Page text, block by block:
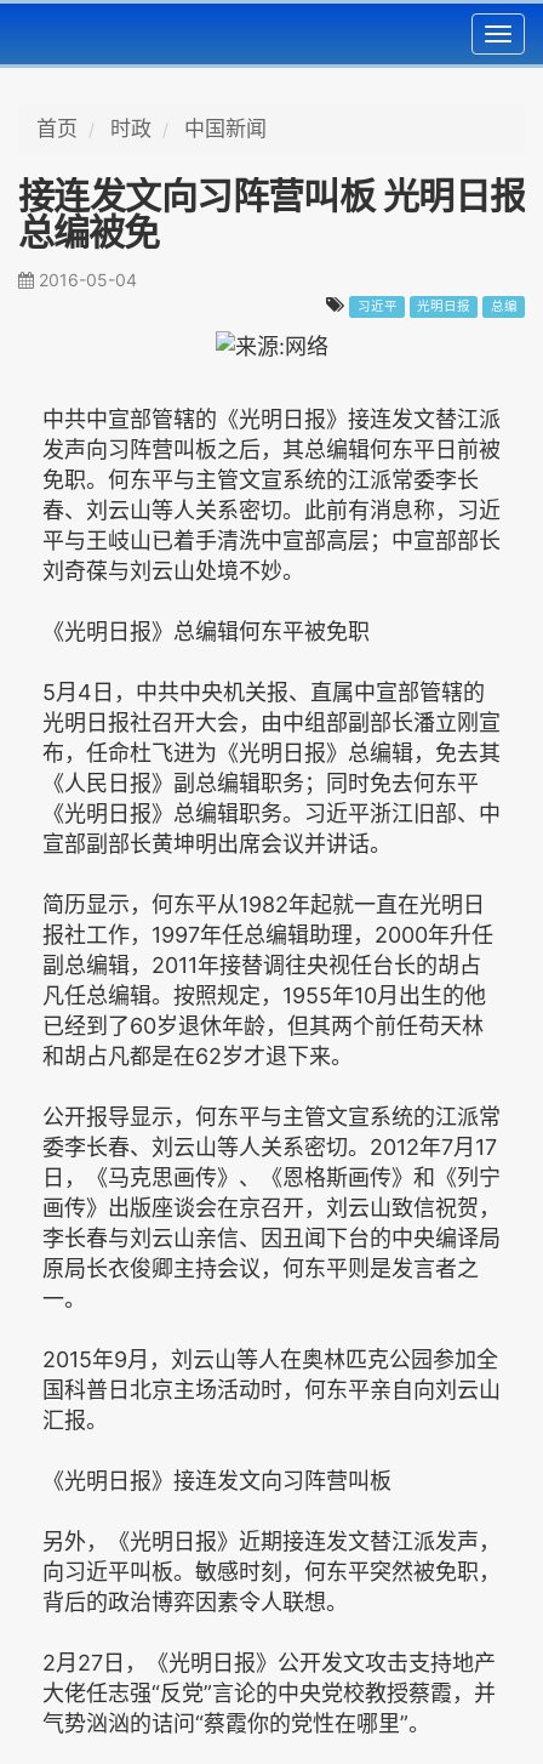
首页 时政 中国新闻
接连发文向习阵营叫板 光明日报
总编被免
2016-05-04
习近平 光明日报 总编
中共中宣部管辖的《光明日报》接连发文替江派
发声向习阵营叫板之后，其总编辑何东平日前被
免职。何东平与主管文宣系统的江派常委李长
春、刘云山等人关系密切。此前有消息称，习近
平与王岐山已着手清洗中宣部高层；中宣部部长
刘奇葆与刘云山处境不妙。
《光明日报》总编辑何东平被免职
5月4日，中共中央机关报、直属中宣部管辖的
光明日报社召开大会，由中组部副部长潘立刚宣
布，任命杜飞进为《光明日报》总编辑，免去其
《人民日报》副总编辑职务；同时免去何东平
《光明日报》总编辑职务。习近平浙江旧部、中
宣部副部长黄坤明出席会议并讲话。
简历显示，何东平从1982年起就一直在光明日
报社工作，1997年任总编辑助理，2000年升任
副总编辑，2011年接替调往央视任台长的胡占
凡任总编辑。按照规定，1955年10月出生的他
已经到了60岁退休年龄，但其两个前任苟天林
和胡占凡都是在62岁才退下来。
公开报导显示，何东平与主管文宣系统的江派常
委李长春、刘云山等人关系密切。2012年7月17
日，《马克思画传》、《恩格斯画传》和《列宁
画传》出版座谈会在京召开，刘云山致信祝贺，
李长春与刘云山亲信、因丑闻下台的中央编译局
原局长衣俊卿主持会议，何东平则是发言者之
一。
2015年9月，刘云山等人在奥林匹克公园参加全
国科普日北京主场活动时，何东平亲自向刘云山
汇报。
《光明日报》接连发文向习阵营叫板
另外，《光明日报》近期接连发文替江派发声，
向习近平叫板。敏感时刻，何东平突然被免职，
背后的政治博弈因素令人联想。
2月27日，《光明日报》公开发文攻击支持地产
大佬任志强“反党”言论的中央党校教授蔡霞，并
气势汹汹的诘问“蔡霞你的党性在哪里”。